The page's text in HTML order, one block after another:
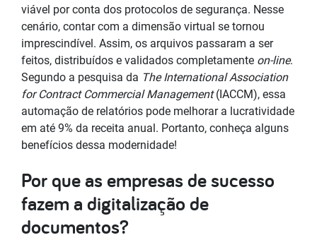
viável por conta dos protocolos de segurança. Nesse
cenário, contar com a dimensão virtual se tornou
imprescindível. Assim, os arquivos passaram a ser
feitos, distribuídos e validados completamente on-line.
Segundo a pesquisa da The International Association
for Contract Commercial Management(IACCM), essa
automação de relatórios pode melhorar a lucratividade
em até 9% da receita anual. Portanto, conheça alguns
benefícios dessa modernidade!
Por que as empresas de sucesso
fazem a digitalização de
documentos?